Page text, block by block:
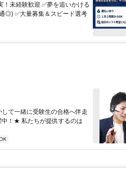
！未経験歓迎 ✅夢を追いかける
◎) ✅大量募集＆スピード選考
て一緒に受験生の合格へ伴走
！★ 私たちが提供するのは